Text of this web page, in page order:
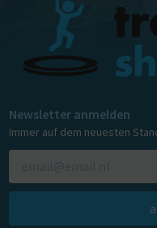
Newsletter anmelden
Immer auf dem neuesten